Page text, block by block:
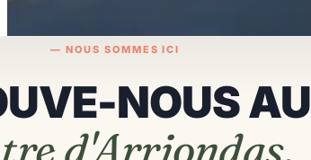
— NOUS SOMMES ICI
NOUS AU
d'Arriondas.